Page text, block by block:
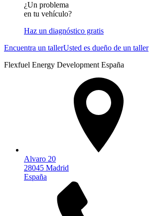
¿Un problema
en tu vehículo?
Haz un diagnóstico gratis
Encuentra un tallerUsted es dueño de un taller
Flexfuel Energy Development España
Alvaro 20
28045 Madrid
España